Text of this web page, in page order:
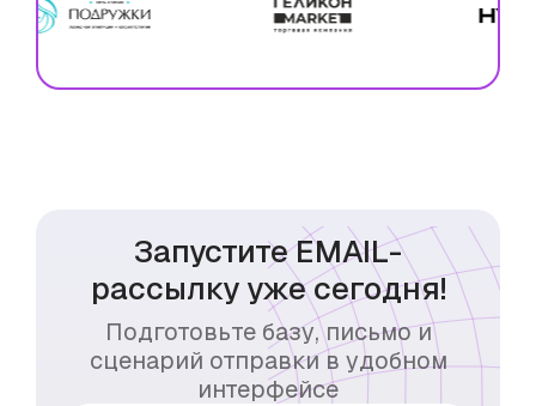
Запустите EMAIL-
рассылку уже сегодня!
Подготовьте базу, письмо и
сценарий отправки в удобном
интерфейсе